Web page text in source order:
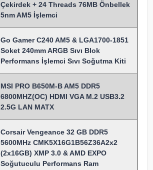
Çekirdek + 24 Threads 76MB Önbellek
5nm AM5 İşlemci
Go Gamer C240 AM5 & LGA1700-1851
Soket 240mm ARGB Sıvı Blok
Performans İşlemci Sıvı Soğutma Kiti
MSI PRO B650M-B AM5 DDR5
6800MHZ(OC) HDMI VGA M.2 USB3.2
2.5G LAN MATX
Corsair Vengeance 32 GB DDR5
5600MHz CMK5X16G1B56Z36A2x2
(2x16GB) XMP 3.0 & AMD EXPO
Soğutuculu Performans Ram